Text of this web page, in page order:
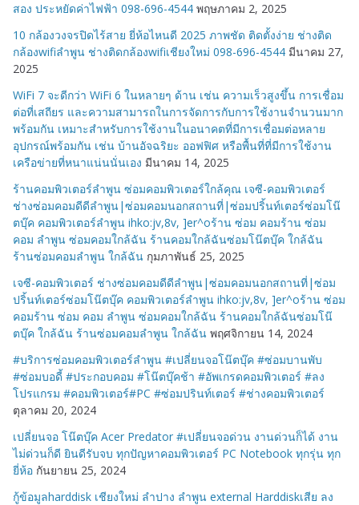
สอง ประหยัดค่าไฟฟ้า 098-696-4544 พฤษภาคม 2, 2025
10 กล้องวงจรปิดไร้สาย ยี่ห้อไหนดี 2025 ภาพชัด ติดตั้งง่าย ช่างติด
กล้องwifiลำพูน ช่างติดกล้องwifiเชียงใหม่ 098-696-4544 มีนาคม 27,
2025
WiFi 7 จะดีกว่า WiFi 6 ในหลายๆ ด้าน เช่น ความเร็วสูงขึ้น การเชื่อม
ต่อที่เสถียร และความสามารถในการจัดการกับการใช้งานจำนวนมาก
พร้อมกัน เหมาะสำหรับการใช้งานในอนาคตที่มีการเชื่อมต่อหลาย
อุปกรณ์พร้อมกัน เช่น บ้านอัจฉริยะ ออฟฟิศ หรือพื้นที่ที่มีการใช้งาน
เครือข่ายที่หนาแน่นนั่นเอง มีนาคม 14, 2025
ร้านคอมพิวเตอร์ลำพูน ซ่อมคอมพิวเตอร์ใกล้คุณ เจซี-คอมพิวเตอร์
ช่างซ่อมคอมดีดีลำพูน|ซ่อมคอมนอกสถานที่|ซ่อมปริ้นท์เตอร์ซ่อมโน๊
ตบุ๊ค คอมพิวเตอร์ลำพูน ihko:jv,8v, ]er^oร้าน ซ่อม คอมร้าน ซ่อม
คอม ลำพูน ซ่อมคอมใกล้ฉัน ร้านคอมใกล้ฉันซ่อมโน๊ตบุ๊ค ใกล้ฉัน
ร้านซ่อมคอมลำพูน ใกล้ฉัน กุมภาพันธ์ 25, 2025
เจซี-คอมพิวเตอร์ ช่างซ่อมคอมดีดีลำพูน|ซ่อมคอมนอกสถานที่|ซ่อม
ปริ้นท์เตอร์ซ่อมโน๊ตบุ๊ค คอมพิวเตอร์ลำพูน ihko:jv,8v, ]er^oร้าน ซ่อม
คอมร้าน ซ่อม คอม ลำพูน ซ่อมคอมใกล้ฉัน ร้านคอมใกล้ฉันซ่อมโน๊
ตบุ๊ค ใกล้ฉัน ร้านซ่อมคอมลำพูน ใกล้ฉัน พฤศจิกายน 14, 2024
#บริการซ่อมคอมพิวเตอร์ลำพูน #เปลี่ยนจอโน๊ตบุ๊ค #ซ่อมบานพับ
#ซ่อมบอดี้ #ประกอบคอม #โน๊ตบุ๊คช้า #อัพเกรดคอมพิวเตอร์ #ลง
โปรแกรม #คอมพิวเตอร์#PC #ซ่อมปรินท์เตอร์ #ช่างคอมพิวเตอร์
ตุลาคม 20, 2024
เปลี่ยนจอ โน๊ตบุ๊ค Acer Predator #เปลี่ยนจอด่วน งานด่วนก็ได้ งาน
ไม่ด่วนก็ดี ยินดีรับจบ ทุกปัญหาคอมพิวเตอร์ PC Notebook ทุกรุ่น ทุก
ยี่ห้อ กันยายน 25, 2024
กู้ข้อมูลharddisk เชียงใหม่ ลำปาง ลำพูน external Harddiskเสีย ลง